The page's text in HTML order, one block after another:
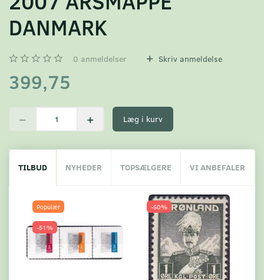
DANMARK
0 anmeldelser Skriv anmeldelse
399,75
Læg i kurv
TILBUD NYHEDER TOPSÆLGERE VI ANBEFALER
Populær
-51%
-50%